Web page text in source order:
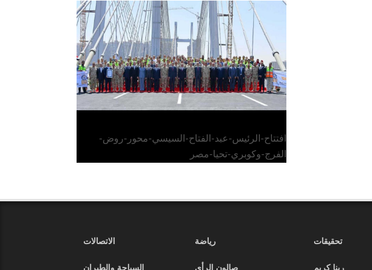
الرئيس عبد الفتاح السيسي يفتتح محور روض
الفرج وكوبري تحيا مصر
افتتاح-الرئيس-عبد-الفتاح-السيسي-محور-روض-
الفرج-وكوبري-تحيا-مصر
رياضة
الاتصالات
تحقيقات